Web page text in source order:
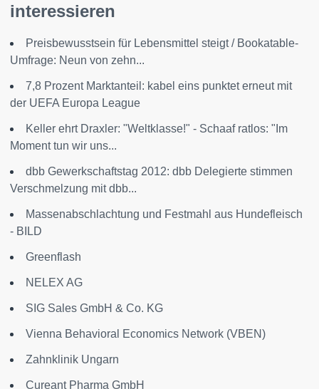
interessieren
Preisbewusstsein für Lebensmittel steigt / Bookatable-
Umfrage: Neun von zehn...
7,8 Prozent Marktanteil: kabel eins punktet erneut mit
der UEFA Europa League
Keller ehrt Draxler: "Weltklasse!" - Schaaf ratlos: "Im
Moment tun wir uns...
dbb Gewerkschaftstag 2012: dbb Delegierte stimmen
Verschmelzung mit dbb...
Massenabschlachtung und Festmahl aus Hundefleisch
- BILD
Greenflash
NELEX AG
SIG Sales GmbH & Co. KG
Vienna Behavioral Economics Network (VBEN)
Zahnklinik Ungarn
Cureant Pharma GmbH